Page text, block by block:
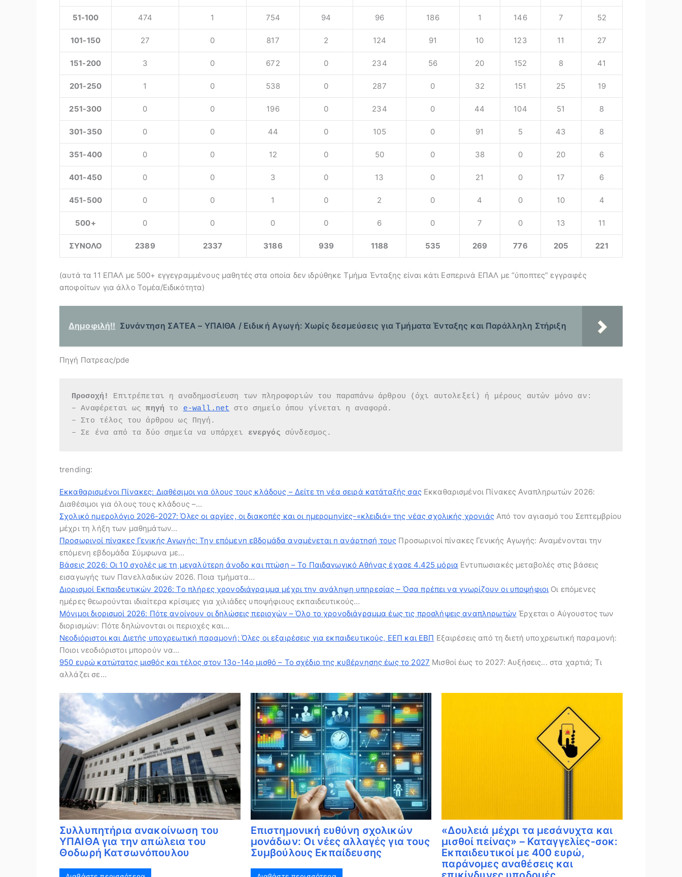
51-100 474 1 754 94 96 186 1 146 7 52
101-150 27 0 817 2 124 91 10 123 11 27
151-200 3 0 672 0 234 56 20 152 8 41
201-250 1 0 538 0 287 0 32 151 25 19
251-300 0 0 196 0 234 0 44 104 51 8
301-350 0 0 44 0 105 0 91 5 43 8
351-400 0 0 12 0 50 0 38 0 20 6
401-450 0 0 3 0 13 0 21 0 17 6
451-500 0 0 1 0 2 0 4 0 10 4
500+ 0 0 0 0 6 0 7 0 13 11
ΣΥΝΟΛΟ 2389 2337 3186 939 1188 535 269 776 205 221
(αυτά τα 11 ΕΠΑΛ με 500+ εγγεγραμμένους μαθητές στα οποία δεν ιδρύθηκε Τμήμα Ένταξης είναι κάτι Εσπερινά ΕΠΑΛ με “ύποπτες” εγγραφές
αποφοίτων για άλλο Τομέα/Ειδικότητα)
Δημοφιλή!! Συνάντηση ΣΑΤΕΑ – ΥΠΑΙΘΑ / Ειδική Αγωγή: Χωρίς δεσμεύσεις για Τμήματα Ένταξης και Παράλληλη Στήριξη
Πηγή Πατρεας/pde
Προσοχή!
Επιτρέπεται η αναδημοσίευση των πληροφοριών του παραπάνω άρθρου (όχι αυτολεξεί) ή μέρους αυτών μόνο αν:
– Αναφέρεται ως πηγή το e-wall.net στο σημείο όπου γίνεται η αναφορά.
– Στο τέλος του άρθρου ως Πηγή.
– Σε ένα από τα δύο σημεία να υπάρχει ενεργός σύνδεσμος.
trending:
Εκκαθαρισμένοι Πίνακες: Διαθέσιμοι για όλους τους κλάδους – Δείτε τη νέα σειρά κατάταξής σαςΕκκαθαρισμένοι Πίνακες Αναπληρωτών 2026:
Διαθέσιμοι για όλους τους κλάδους –…
Σχολικό ημερολόγιο 2026-2027: Όλες οι αργίες, οι διακοπές και οι ημερομηνίες-«κλειδιά» της νέας σχολικής χρονιάςΑπό τον αγιασμό του Σεπτεμβρίου
μέχρι τη λήξη των μαθημάτων…
Προσωρινοί πίνακες Γενικής Αγωγής: Την επόμενη εβδομάδα αναμένεται η ανάρτησή τους Προσωρινοί πίνακες Γενικής Αγωγής: Αναμένονται την
επόμενη εβδομάδα Σύμφωνα με…
Βάσεις 2026: Οι 10 σχολές με τη μεγαλύτερη άνοδο και πτώση – Το Παιδαγωγικό Αθήνας έχασε 4.425 μόρια Εντυπωσιακές μεταβολές στις βάσεις
εισαγωγής των Πανελλαδικών 2026. Ποια τμήματα…
Διορισμοί Εκπαιδευτικών 2026: Το πλήρες χρονοδιάγραμμα μέχρι την ανάληψη υπηρεσίας – Όσα πρέπει να γνωρίζουν οι υποψήφιοι Οι επόμενες
ημέρες θεωρούνται ιδιαίτερα κρίσιμες για χιλιάδες υποψήφιους εκπαιδευτικούς…
Μόνιμοι διορισμοί 2026: Πότε ανοίγουν οι δηλώσεις περιοχών – Όλο το χρονοδιάγραμμα έως τις προσλήψεις αναπληρωτών Έρχεται ο Αύγουστος των
διορισμών: Πότε δηλώνονται οι περιοχές και…
Νεοδιόριστοι και Διετής υποχρεωτική παραμονή: Όλες οι εξαιρέσεις για εκπαιδευτικούς, ΕΕΠ και ΕΒΠ Εξαιρέσεις από τη διετή υποχρεωτική παραμονή:
Ποιοι νεοδιόριστοι μπορούν να…
950 ευρώ κατώτατος μισθός και τέλος στον 13ο-14ο μισθό – Το σχέδιο της κυβέρνησης έως το 2027 Μισθοί έως το 2027: Αυξήσεις... στα χαρτιά; Τι
αλλάζει σε…
Συλλυπητήρια ανακοίνωση του
ΥΠΑΙΘΑ για την απώλεια του
Θοδωρή Κατσωνόπουλου
Επιστημονική ευθύνη σχολικών
μονάδων: Οι νέες αλλαγές για τους
Συμβούλους Εκπαίδευσης
«Δουλειά μέχρι τα μεσάνυχτα και
μισθοί πείνας» – Καταγγελίες-σοκ:
Εκπαιδευτικοί με 400 ευρώ,
παράνομες αναθέσεις και